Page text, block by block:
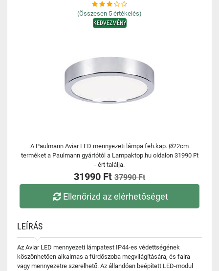
(Összesen 5 értékelés)
KEDVEZMÉNY
A Paulmann Aviar LED mennyezeti lámpa feh.kap. Ø22cm
terméket a Paulmann gyártótól a Lampaktop.hu oldalon 31990 Ft
- ért találja.
31990 Ft 37990 Ft
Ellenőrizd az elérhetőséget
LEÍRÁS
Az Aviar LED mennyezeti lámpatest IP44-es védettségének
köszönhetően alkalmas a fürdőszoba megvilágítására, és falra
vagy mennyezetre szerelhető. Az állandóan beépített LED-modul